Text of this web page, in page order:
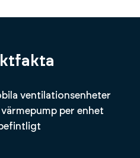
ventilationsenheter
per enhet